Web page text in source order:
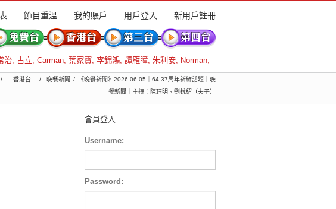
節目重溫 我的賬戶 用戶登入 新用戶註冊
治, 古立, Carman, 葉家寶, 李錦鴻, 譚雁瞳, 朱利安, Norman,
-- 香港台 -- 晚餐新聞
《晚餐新聞》2026-06-05｜64 37周年新鮮話題｜晚
餐新聞｜主持：陳珏明、劉銳紹（夫子）
會員登入
Username:
Password: